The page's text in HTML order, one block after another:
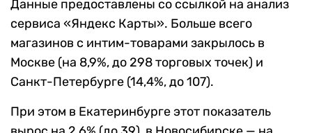
Данные предоставлены со ссылкой на анализ
сервиса «Яндекс Карты». Больше всего
магазинов с интим-товарами закрылось в
Москве (на 8,9%, до 298 торговых точек) и
Санкт-Петербурге (14,4%, до 107).
При этом в Екатеринбурге этот показатель